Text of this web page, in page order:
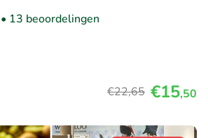
• 13 beoordelingen
€22,65 €15,50